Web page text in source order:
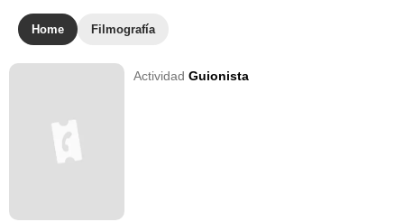
Home Filmografía
ActividadGuionista